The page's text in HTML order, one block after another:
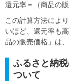
還元率＝（商品の
この計算方法によ
いほど、還元率も
品の販売価格」は
ふるさと納
ついて